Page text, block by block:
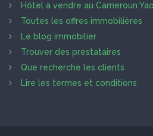
Hôtel à vendre au Cameroun
Toutes les offres immobilières
Le blog immobilier
Trouver des prestataires
Que recherche les clients
Lire les termes et conditions